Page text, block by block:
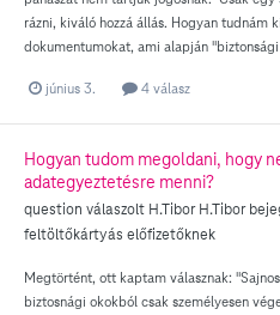
rázni, kiváló hozzá állás. Hogyan tudnám
dokumentumokat, ami alapján
június 3. 4 válasz
Hogyan tudom megoldani, hogy
adategyeztetésre menni?
question válaszolt H.Tibor H.Tibor
feltöltőkártyás előfizetőknek
Megtörtént, ott kaptam válasznak:
biztosnági okokból csak személyesen